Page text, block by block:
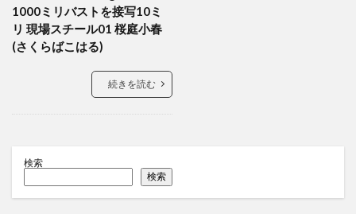
1000ミリバストを接写10ミ
リ 現場スチール01 桜庭小春
(さくらばこはる)
続きを読む
検索
検索